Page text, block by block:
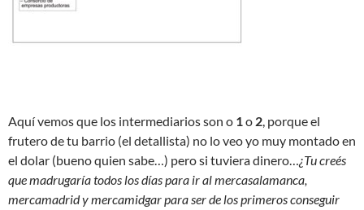
Aquí vemos que los intermediarios son o 1o 2, porque el
frutero de tu barrio (el detallista) no lo veo yo muy montado en
el dolar (bueno quien sabe…) pero si tuviera dinero…¿Tu creés
que madrugaría todos los días para ir al mercasalamanca,
mercamadrid y mercamidgar para ser de los primeros conseguir